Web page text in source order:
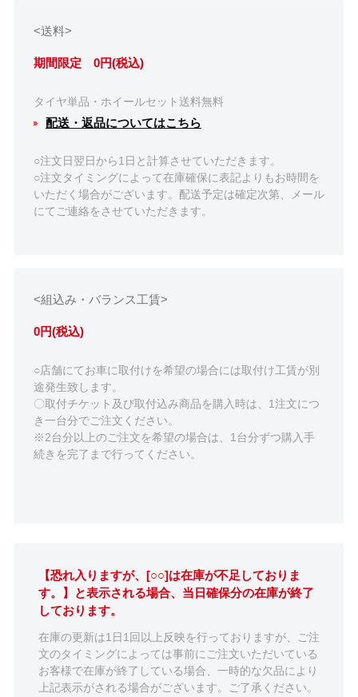
<送料>
期間限定 0円(税込)
タイヤ単品・ホイールセット送料無料
配送・返品についてはこちら
○注文日翌日から1日と計算させていただきます。
○注文タイミングによって在庫確保に表記よりもお時間を
いただく場合がございます。配送予定は確定次第、メール
にてご連絡をさせていただきます。
<組込み・バランス工賃>
0円(税込)
○店舗にてお車に取付けを希望の場合には取付け工賃が別
途発生致します。
〇取付チケット及び取付込み商品を購入時は、1注文につ
き一台分でご注文ください。
※2台分以上のご注文を希望の場合は、1台分ずつ購入手
続きを完了まで行ってください。
【恐れ入りますが、[○○]は在庫が不足しておりま
す。】と表示される場合、当日確保分の在庫が終了
しております。
在庫の更新は1日1回以上反映を行っておりますが、ご注
文のタイミングによっては事前にご注文いただいている
お客様で在庫が終了している場合、一時的な欠品により
上記表示がされる場合がございます。ご了承ください。